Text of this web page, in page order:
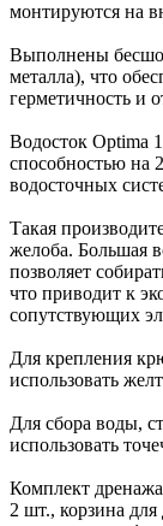
монтируются на
Выполнены
металла), что
герметичность и
Водосток Optima
способностью на
водосточных
Такая
желоба. Большая
позволяет
что приводит к
сопутствующих
Для крепления
использовать
Для сбора воды,
использовать
Комплект
2 шт., корзина